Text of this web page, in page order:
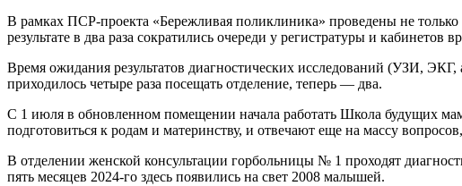
В рамках ПСР-проекта «Бережливая поликлиника» проведены не
результате в два раза сократились очереди у регистратуры и
Время ожидания результатов диагностических исследований (УЗИ,
приходилось четыре раза посещать отделение, теперь — два.
С 1 июля в обновленном помещении начала работать Школа будущих
подготовиться к родам и материнству, и отвечают еще на массу
В отделении женской консультации горбольницы № 1 проходят
пять месяцев 2024-го здесь появились на свет 2008 малышей.